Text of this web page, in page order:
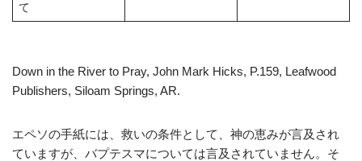
て
Down in the River to Pray, John Mark Hicks, P.159, Leafwood
Publishers, Siloam Springs, AR.
エペソの手紙には、救いの条件として、神の恵みが言及され
ていますが、バプテスマについては言及されていません。そ